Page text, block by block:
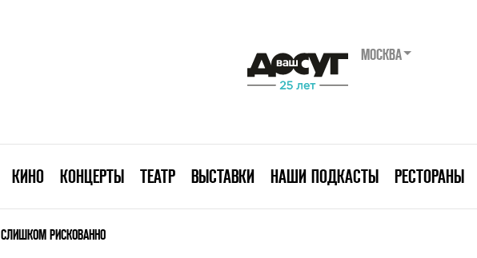
МОСКВА
КИНО КОНЦЕРТЫ ТЕАТР ВЫСТАВКИ НАШИ ПОДКАСТЫ РЕСТОРАНЫ
СЛИШКОМ РИСКОВАННО